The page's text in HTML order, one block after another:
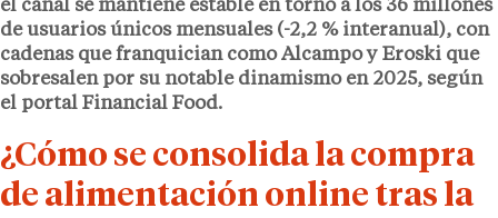
el canal se mantiene estable en torno a los 36 millones
de usuarios únicos mensuales (-2,2 % interanual), con
cadenas que franquician como Alcampo y Eroski que
sobresalen por su notable dinamismo en 2025, según
el portal Financial Food.
¿Cómo se consolida la compra
de alimentación online tras la